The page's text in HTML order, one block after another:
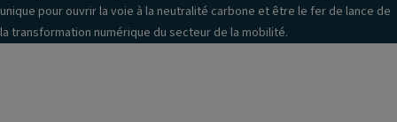
unique pour ouvrir la voie à la neutralité carbone et être le fer de lance de
la transformation numérique du secteur de la mobilité.